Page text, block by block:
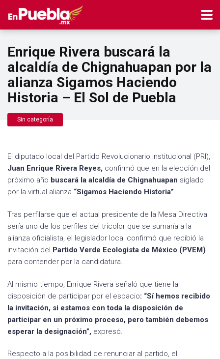
Enrique Rivera buscará la
alcaldía de Chignahuapan por la
alianza Sigamos Haciendo
Historia – El Sol de Puebla
Sin categoría
El diputado local del Partido Revolucionario Institucional (PRI),
Juan Enrique Rivera Reyes, confirmó que en la elección del
próximo año buscará la alcaldía de Chignahuapan siglado
por la virtual alianza “Sigamos Haciendo Historia”.
Tras perfilarse que el actual presidente de la Mesa Directiva
sería uno de los perfiles del tricolor que se sumaría a la
alianza oficialista, el legislador local confirmó que recibió la
invitación del Partido Verde Ecologista de México (PVEM)
para contender por la candidatura.
Al mismo tiempo, Enrique Rivera señaló que tiene la
disposición de participar por el espacio: “Sí hemos recibido
la invitación, si estamos con toda la disposición de
participar en un próximo proceso, pero también debemos
esperar la designación”, expresó.
Respecto a la posibilidad de renunciar al partido, el